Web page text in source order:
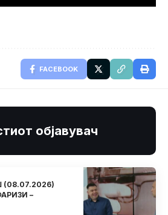
FACEBOOK
објавувач
–